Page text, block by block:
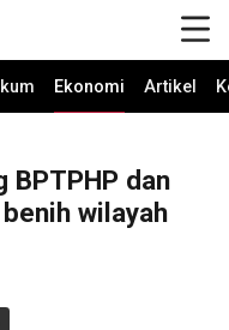
Ekonomi Artikel
BPTPHP dan
wilayah